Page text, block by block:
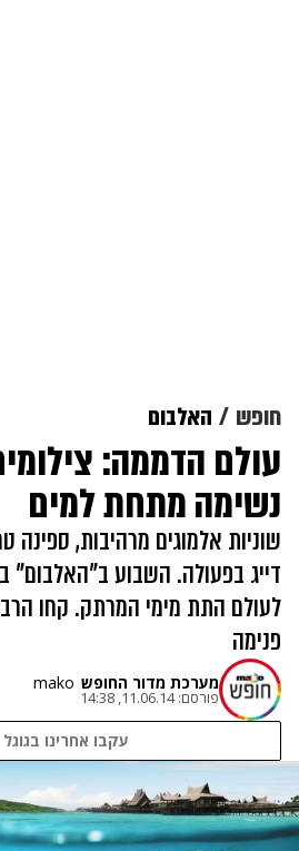
חופש האלבום
עולם הדממה:
נשימה מתחת למים
שוניות אלמוגים מרהיבות, ספינה
דייג בפעולה. השבוע ב"האלבום"
לעולם התת מימי המרתק. קחו
פנימה
מערכת מדור החופש mako
פורסם:11.06.14, 14:38
עקבו אחרינו בגוגל